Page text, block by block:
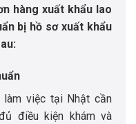
hàng xuất khẩu lao
bị hồ sơ xuất khẩu
việc tại Nhật cần
điều kiện khám và